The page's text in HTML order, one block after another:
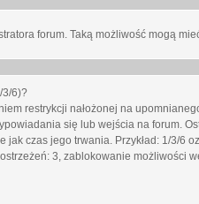
forum. Taką możliwość mogą
3/6)?
restrykcji nałożonej na
się lub wejścia na forum.
jak czas jego trwania. Przykład: 1/3/6
3, zablokowanie możliwości